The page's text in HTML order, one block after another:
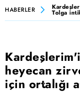
HABERLER Tolga
heyecan
için ortalığı